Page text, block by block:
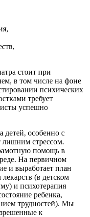
стоит при
в том числе на фоне
психических
требует
успешно
особенно с
лишним стрессом.
помощь в
На первичном
и выработает план
(в детском
и психотерапия
ребенка,
трудностей). Мы
к